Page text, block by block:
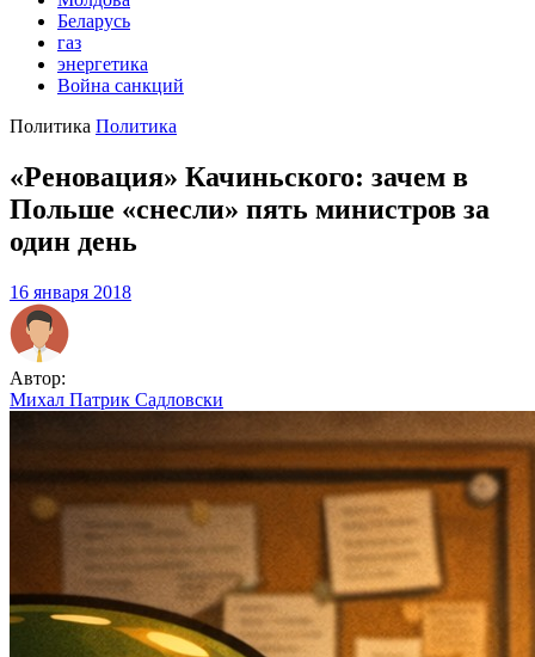
Беларусь
газ
энергетика
Война санкций
Политика Политика
«Реновация» Качиньского: зачем в
Польше «снесли» пять министров за
один день
16 января 2018
Автор:
Михал Патрик Садловски